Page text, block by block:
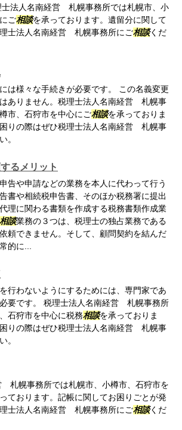
士法人名南経営 札幌事務所では札幌市、小
ご相談を承っております。遺留分に関して
士法人名南経営 札幌事務所にご相談くだ
は様々な手続きが必要です。 この名義変更
ありません。税理士法人名南経営 札幌事
市、石狩市を中心にご相談を承っておりま
りの際はぜひ税理士法人名南経営 札幌事
。
るメリット
告や申請などの業務を本人に代わって行う
書や相続税申告書、そのほか税務署に提出
理に関わる書類を作成する税務書類作成業
相談業務の３つは、税理士の独占業務である
頼できません。そして、顧問契約を結んだ
的に...
行わないようにするためには、専門家であ
要です。 税理士法人名南経営 札幌事務所
石狩市を中心に税務相談を承っておりま
りの際はぜひ税理士法人名南経営 札幌事
。
札幌事務所では札幌市、小樽市、石狩市を
ております。記帳に関してお困りごとが発
士法人名南経営 札幌事務所にご相談くだ